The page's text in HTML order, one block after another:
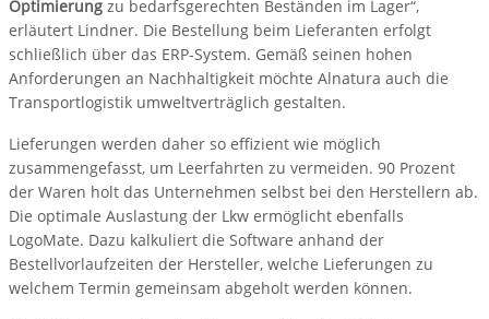
Optimierung zu bedarfsgerechten Beständen im Lager“,
erläutert Lindner. Die Bestellung beim Lieferanten erfolgt
schließlich über das ERP-System. Gemäß seinen hohen
Anforderungen an Nachhaltigkeit möchte Alnatura auch die
Transportlogistik umweltverträglich gestalten.
Lieferungen werden daher so effizient wie möglich
zusammengefasst, um Leerfahrten zu vermeiden. 90 Prozent
der Waren holt das Unternehmen selbst bei den Herstellern ab.
Die optimale Auslastung der Lkw ermöglicht ebenfalls
LogoMate. Dazu kalkuliert die Software anhand der
Bestellvorlaufzeiten der Hersteller, welche Lieferungen zu
welchem Termin gemeinsam abgeholt werden können.